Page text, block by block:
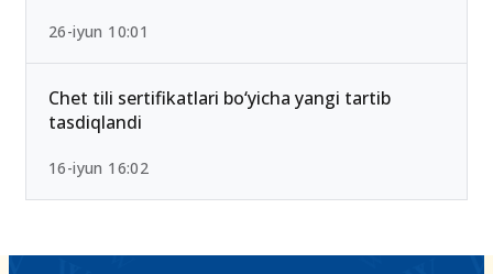
26-iyun 10:01
Chet tili sertifikatlari bo‘yicha yangi tartib
tasdiqlandi
16-iyun 16:02